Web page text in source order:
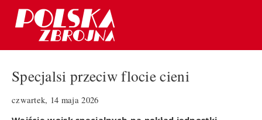
Specjalsi przeciw flocie cieni
czwartek, 14 maja 2026